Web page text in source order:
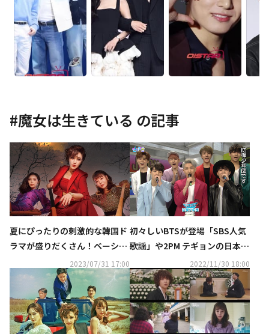
#魔女は生きている の記事
夏にぴったりの刺激的な韓国ド
ラマが盛りだくさん！ベーシッ
ク初放送も…CSホームドラマチ
ャンネル8月ラインナップ
2023/07/31 17:00
初々しいBTSが登場「SBS人気
歌謡」や2PM テギョンの日本イ
ベント＆ASTRO出演番組も！1
2月のCS衛星劇場に注目
2022/11/30 18:00